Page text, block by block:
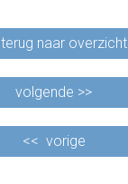
terug naar overzicht
volgende >>
<< vorige